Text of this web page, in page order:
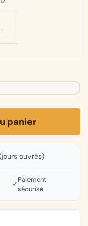
panier
ouvrés)
✓
Paiement
sécurisé